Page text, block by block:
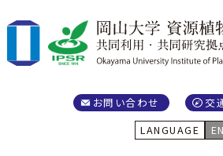
お問い合わせ
交
LANGUAGE